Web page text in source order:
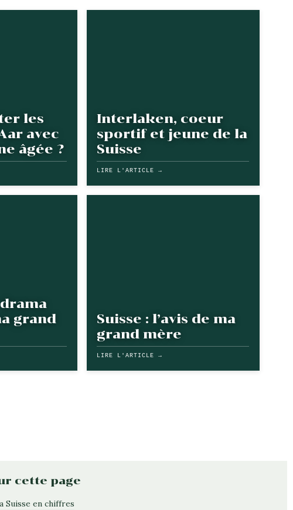
les
avec
âgée ?
Interlaken, coeur
sportif et jeune de la
Suisse
LIRE L'ARTICLE →
grand
Suisse : l’avis de ma
grand mère
LIRE L'ARTICLE →
cette page
Suisse en chiffres